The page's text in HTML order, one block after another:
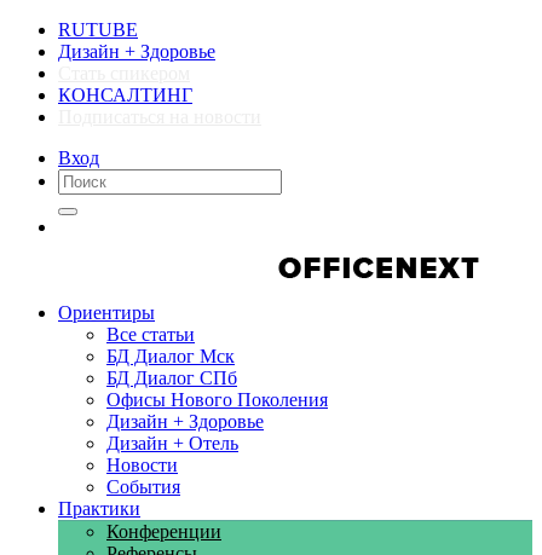
RUTUBE
Дизайн + Здоровье
КОНСАЛТИНГ
Вход
Ориентиры
Все статьи
БД Диалог Мск
БД Диалог СПб
Офисы Нового Поколения
Дизайн + Здоровье
Дизайн + Отель
Новости
События
Практики
Конференции